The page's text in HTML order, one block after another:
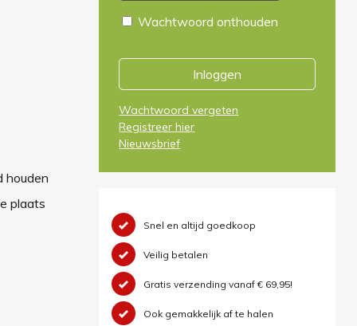
houden
plaats
Wachtwoord onthouden
Inloggen
Wachtwoord vergeten
Registreer hier
Nieuwsbrief
Snel en altijd goedkoop
Veilig betalen
Gratis verzending vanaf € 69,95!
Ook gemakkelijk af te halen